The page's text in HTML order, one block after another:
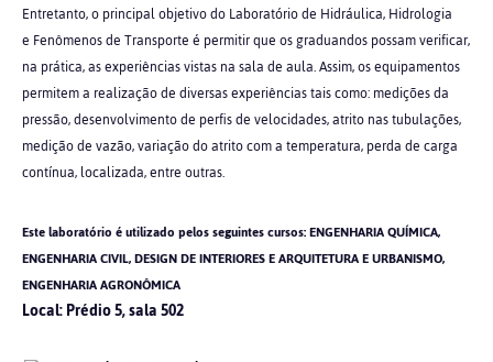
Entretanto, o principal objetivo do Laboratório de Hidráulica, Hidrologia
e Fenômenos de Transporte é permitir que os graduandos possam verificar,
na prática, as experiências vistas na sala de aula. Assim, os equipamentos
permitem a realização de diversas experiências tais como: medições da
pressão, desenvolvimento de perfis de velocidades, atrito nas tubulações,
medição de vazão, variação do atrito com a temperatura, perda de carga
contínua, localizada, entre outras.
Este laboratório é utilizado pelos seguintes cursos: ENGENHARIA QUÍMICA,
ENGENHARIA CIVIL, DESIGN DE INTERIORES E ARQUITETURA E URBANISMO,
ENGENHARIA AGRONÔMICA
Local: Prédio 5, sala 502